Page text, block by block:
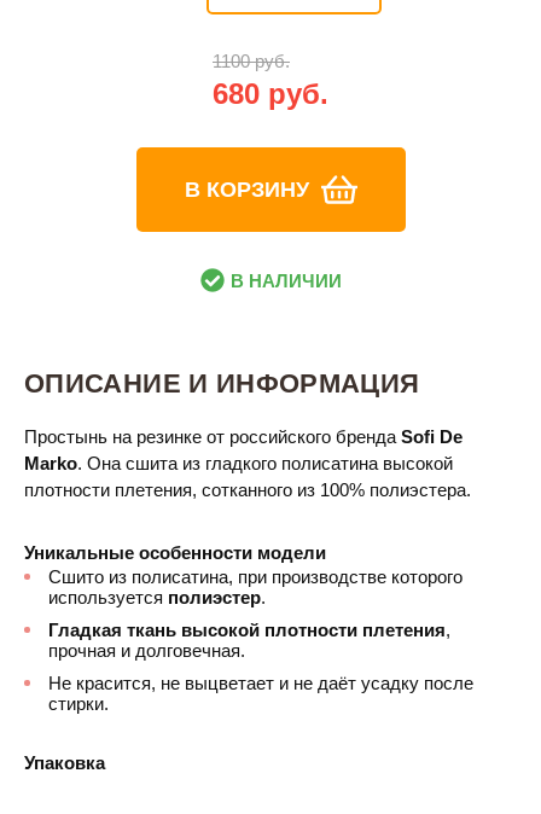
1100 руб.
680 руб.
В КОРЗИНУ
В НАЛИЧИИ
ОПИСАНИЕ И ИНФОРМАЦИЯ
Простынь на резинке от российского бренда Sofi De
Marko. Она сшита из гладкого полисатина высокой
плотности плетения, сотканного из 100% полиэстера.
Уникальные особенности модели
Сшито из полисатина, при производстве которого
используется полиэстер.
Гладкая ткань высокой плотности плетения,
прочная и долговечная.
Не красится, не выцветает и не даёт усадку после
стирки.
Упаковка